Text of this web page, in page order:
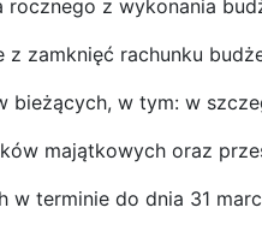
z wykonania
zamknięć rachunku
bieżących, w tym: w
majątkowych oraz
w terminie do dnia 31